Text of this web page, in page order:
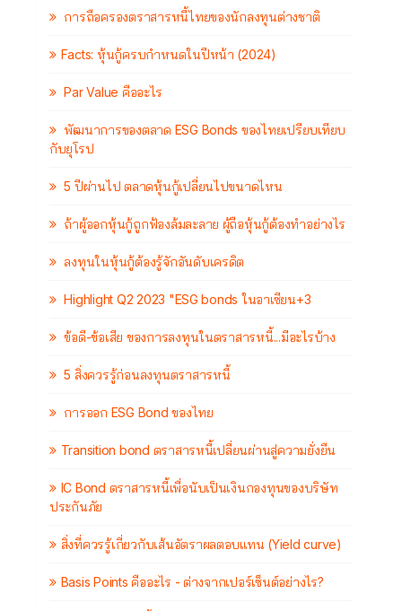
การถือครองตราสารหนี้ไทยของนักลงทุนต่างชาติ
Facts: หุ้นกู้ครบกำหนดในปีหน้า (2024)
Par Value คืออะไร
พัฒนาการของตลาด ESG Bonds ของไทยเปรียบเทียบ
กับยุโรป
5 ปีผ่านไป ตลาดหุ้นกู้เปลี่ยนไปขนาดไหน
ถ้าผู้ออกหุ้นกู้ถูกฟ้องล้มละลาย ผู้ถือหุ้นกู้ต้องทำอย่างไร
ลงทุนในหุ้นกู้ต้องรู้จักอันดับเครดิต
Highlight Q2 2023 "ESG bonds ในอาเซียน+3
ข้อดี-ข้อเสีย ของการลงทุนในตราสารหนี้...มีอะไรบ้าง
5 สิ่งควรรู้ก่อนลงทุนตราสารหนี้
การออก ESG Bond ของไทย
Transition bond ตราสารหนี้เปลี่ยนผ่านสู่ความยั่งยืน
IC Bond ตราสารหนี้เพื่อนับเป็นเงินกองทุนของบริษัท
ประกันภัย
สิ่งที่ควรรู้เกี่ยวกับเส้นอัตราผลตอบแทน (Yield curve)
Basis Points คืออะไร - ต่างจากเปอร์เซ็นต์อย่างไร?